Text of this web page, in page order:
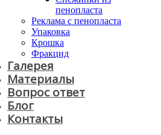
пенопласта
Реклама с пенопласта
Упаковка
Крошка
Фракцид
Галерея
Материалы
Вопрос ответ
Блог
Контакты